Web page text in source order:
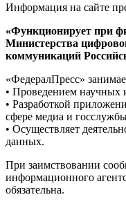
Информация на сайте
«Функционирует при
Министерства
коммуникаций
«ФедералПресс»
• Проведением научных
• Разработкой
сфере медиа и
• Осуществляет
данных.
При заимствовании
информационного
обязательна.